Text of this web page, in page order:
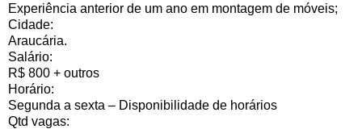
Experiência anterior de um ano em montagem de móveis;
Cidade:
Araucária.
Salário:
R$ 800 + outros
Horário:
Segunda a sexta – Disponibilidade de horários
Qtd vagas: